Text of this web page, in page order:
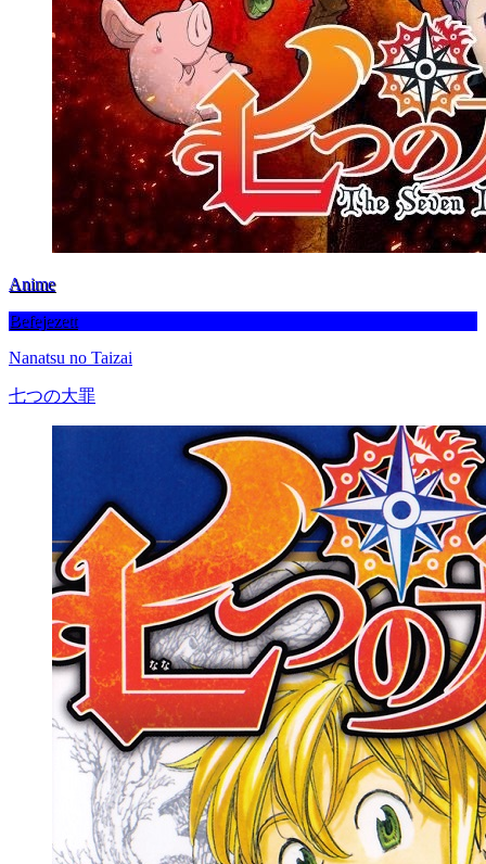
Anime
Befejezett
Nanatsu no Taizai
七つの大罪